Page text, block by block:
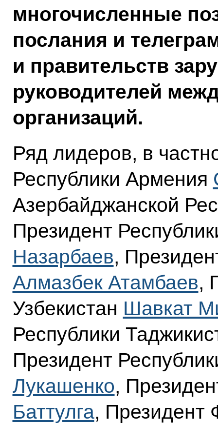
многочисленные
послания и
и правительств
руководителей
организаций.
Ряд лидеров, в
Республики Армения
Азербайджанской
Президент
Назарбаев,
Алмазбек Атамбаев,
Узбекистан Шавкат
Республики
Президент
Лукашенко,
Баттулга, Президент